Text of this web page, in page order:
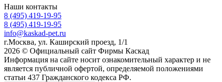
Наши контакты
8 (495) 419-19-95
8 (495) 419-19-95
info@kaskad-pet.ru
г.Москва, ул. Каширский проезд, 1/1
2026 © Официальный сайт Фирмы Каскад
Информация на сайте носит ознакомительный характер и не
является публичной офертой, определяемой положениями
статьи 437 Гражданского кодекса РФ.